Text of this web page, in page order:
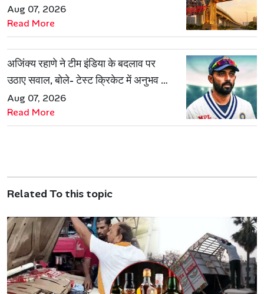
नई पहचान
Aug 07, 2026
Read More
अजिंक्य रहाणे ने टीम इंडिया के बदलाव पर
उठाए सवाल, बोले- टेस्ट क्रिकेट में अनुभव की
जरूरत हमेशा रहेगी
Aug 07, 2026
Read More
Related To this topic